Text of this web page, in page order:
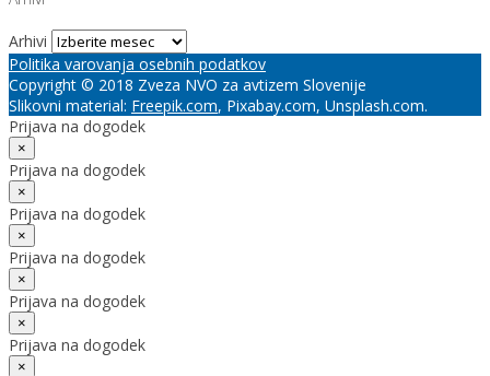
Arhivi
Politika varovanja osebnih podatkov
Copyright © 2018 Zveza NVO za avtizem Slovenije
Slikovni material: Freepik.com, Pixabay.com, Unsplash.com.
Prijava na dogodek
×
Prijava na dogodek
×
Prijava na dogodek
×
Prijava na dogodek
×
Prijava na dogodek
×
Prijava na dogodek
×